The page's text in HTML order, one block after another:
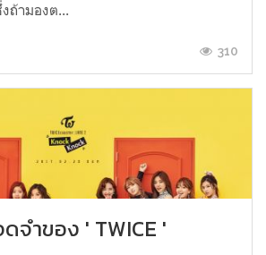
งถ้ามองต...
310
จำของ ' TWICE '